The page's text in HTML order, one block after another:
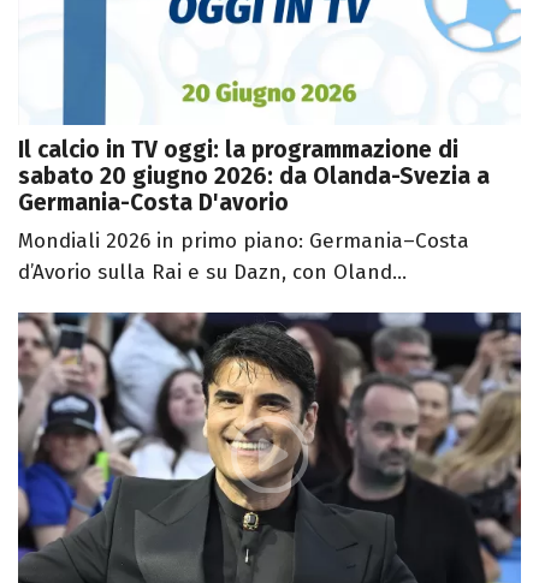
Il calcio in TV oggi: la programmazione di
sabato 20 giugno 2026: da Olanda-Svezia a
Germania-Costa D'avorio
Mondiali 2026 in primo piano: Germania–Costa
d’Avorio sulla Rai e su Dazn, con Oland...